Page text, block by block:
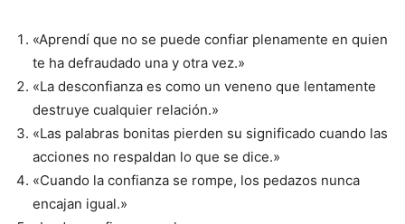
«Aprendí que no se puede confiar plenamente en quien
te ha defraudado una y otra vez.»
«La desconfianza es como un veneno que lentamente
destruye cualquier relación.»
«Las palabras bonitas pierden su significado cuando las
acciones no respaldan lo que se dice.»
«Cuando la confianza se rompe, los pedazos nunca
encajan igual.»